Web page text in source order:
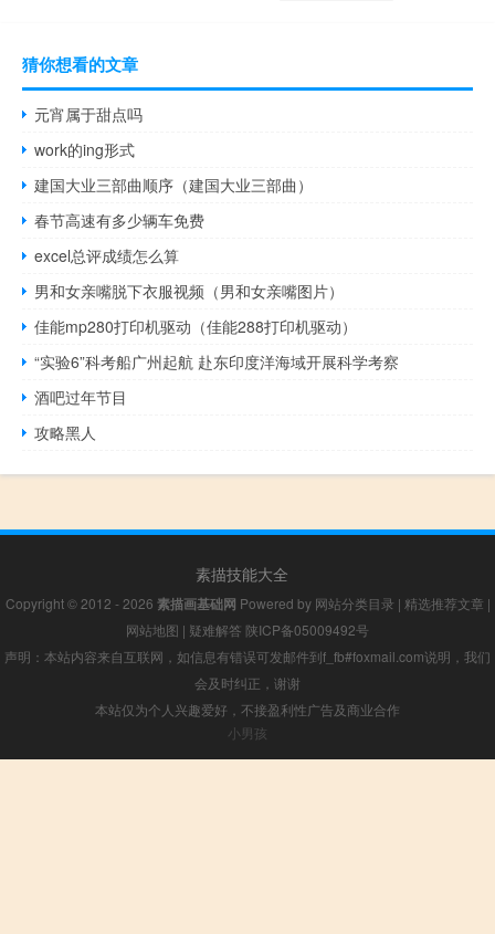
猜你想看的文章
元宵属于甜点吗
work的ing形式
建国大业三部曲顺序（建国大业三部曲）
春节高速有多少辆车免费
excel总评成绩怎么算
男和女亲嘴脱下衣服视频（男和女亲嘴图片）
佳能mp280打印机驱动（佳能288打印机驱动）
“实验6”科考船广州起航 赴东印度洋海域开展科学考察
酒吧过年节目
攻略黑人
素描技能大全
Copyright © 2012 - 2026 素描画基础网 Powered by 网站分类目录 | 精选推荐文章 |
网站地图 | 疑难解答 陕ICP备05009492号
声明：本站内容来自互联网，如信息有错误可发邮件到f_fb#foxmail.com说明，我们
会及时纠正，谢谢
本站仅为个人兴趣爱好，不接盈利性广告及商业合作
小男孩